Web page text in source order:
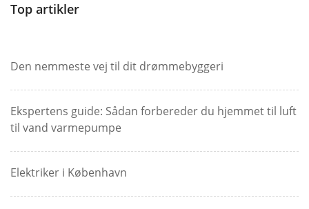
Top artikler
Den nemmeste vej til dit drømmebyggeri
Ekspertens guide: Sådan forbereder du hjemmet til luft
til vand varmepumpe
Elektriker i København